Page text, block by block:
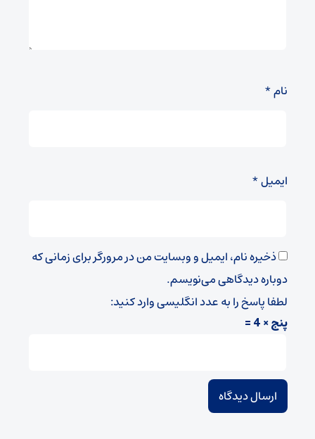
نام*
ایمیل*
ذخیره نام، ایمیل و وبسایت من در مرورگر برای زمانی که
دوباره دیدگاهی می‌نویسم.
لطفا پاسخ را به عدد انگلیسی وارد کنید:
پنج × 4 =